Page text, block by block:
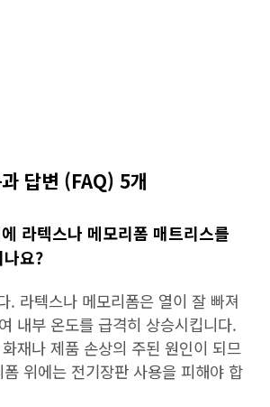
답변 (FAQ) 5개
라텍스나 메모리폼 매트리스를
요?
. 라텍스나 메모리폼은 열이 잘 빠져
내부 온도를 급격히 상승시킵니다.
재나 제품 손상의 주된 원인이 되므
위에는 전기장판 사용을 피해야 합